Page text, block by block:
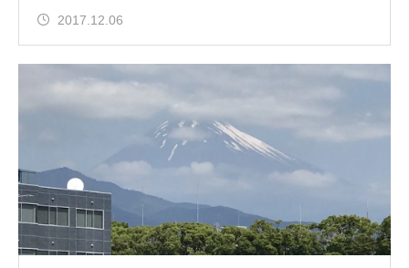
2017.12.06